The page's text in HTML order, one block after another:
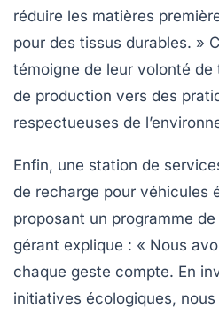
réduire les matières
pour des tissus durables. »
témoigne de leur volonté
de production vers des
respectueuses de
Enfin, une station de
de recharge pour véhicules
proposant un programme
gérant explique : « Nous
chaque geste compte. En
initiatives écologiques,